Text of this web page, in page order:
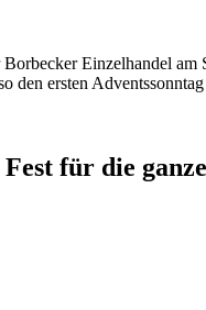
Einzelhandel
den ersten
für die